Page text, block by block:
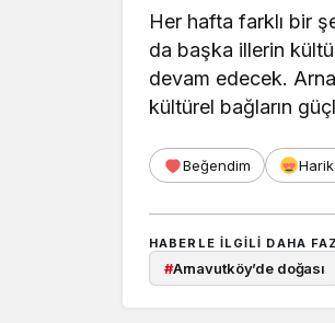
Her hafta farklı bir
da başka illerin
devam edecek.
kültürel bağların
Beğendim
HABERLE ILGILI DAHA
#Arnavutköy’de doğası